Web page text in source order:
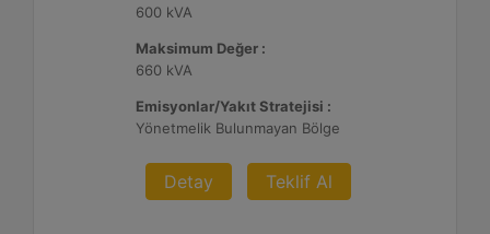
600 kVA
Maksimum Değer :
660 kVA
Emisyonlar/Yakıt Stratejisi :
Yönetmelik Bulunmayan Bölge
Detay Teklif Al